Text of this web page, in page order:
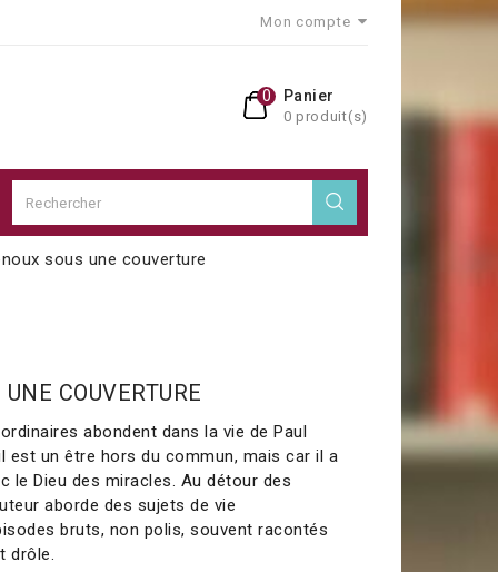
Mon compte
Panier
0 produit(s)
0
sous une couverture
COUVERTURE
abondent dans la vie de Paul
est un être hors du commun, mais car il a
le Dieu des miracles. Au détour des
aborde des sujets de vie
bruts, non polis, souvent racontés
drôle.